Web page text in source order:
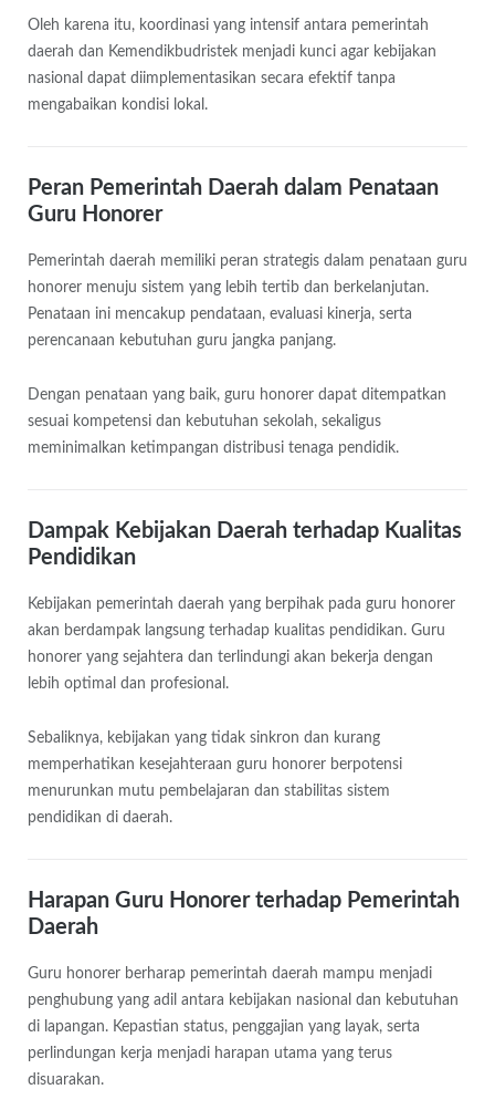
Oleh karena itu, koordinasi yang intensif antara pemerintah
daerah dan Kemendikbudristek menjadi kunci agar kebijakan
nasional dapat diimplementasikan secara efektif tanpa
mengabaikan kondisi lokal.
Peran Pemerintah Daerah dalam Penataan
Guru Honorer
Pemerintah daerah memiliki peran strategis dalam penataan guru
honorer menuju sistem yang lebih tertib dan berkelanjutan.
Penataan ini mencakup pendataan, evaluasi kinerja, serta
perencanaan kebutuhan guru jangka panjang.
Dengan penataan yang baik, guru honorer dapat ditempatkan
sesuai kompetensi dan kebutuhan sekolah, sekaligus
meminimalkan ketimpangan distribusi tenaga pendidik.
Dampak Kebijakan Daerah terhadap Kualitas
Pendidikan
Kebijakan pemerintah daerah yang berpihak pada guru honorer
akan berdampak langsung terhadap kualitas pendidikan. Guru
honorer yang sejahtera dan terlindungi akan bekerja dengan
lebih optimal dan profesional.
Sebaliknya, kebijakan yang tidak sinkron dan kurang
memperhatikan kesejahteraan guru honorer berpotensi
menurunkan mutu pembelajaran dan stabilitas sistem
pendidikan di daerah.
Harapan Guru Honorer terhadap Pemerintah
Daerah
Guru honorer berharap pemerintah daerah mampu menjadi
penghubung yang adil antara kebijakan nasional dan kebutuhan
di lapangan. Kepastian status, penggajian yang layak, serta
perlindungan kerja menjadi harapan utama yang terus
disuarakan.